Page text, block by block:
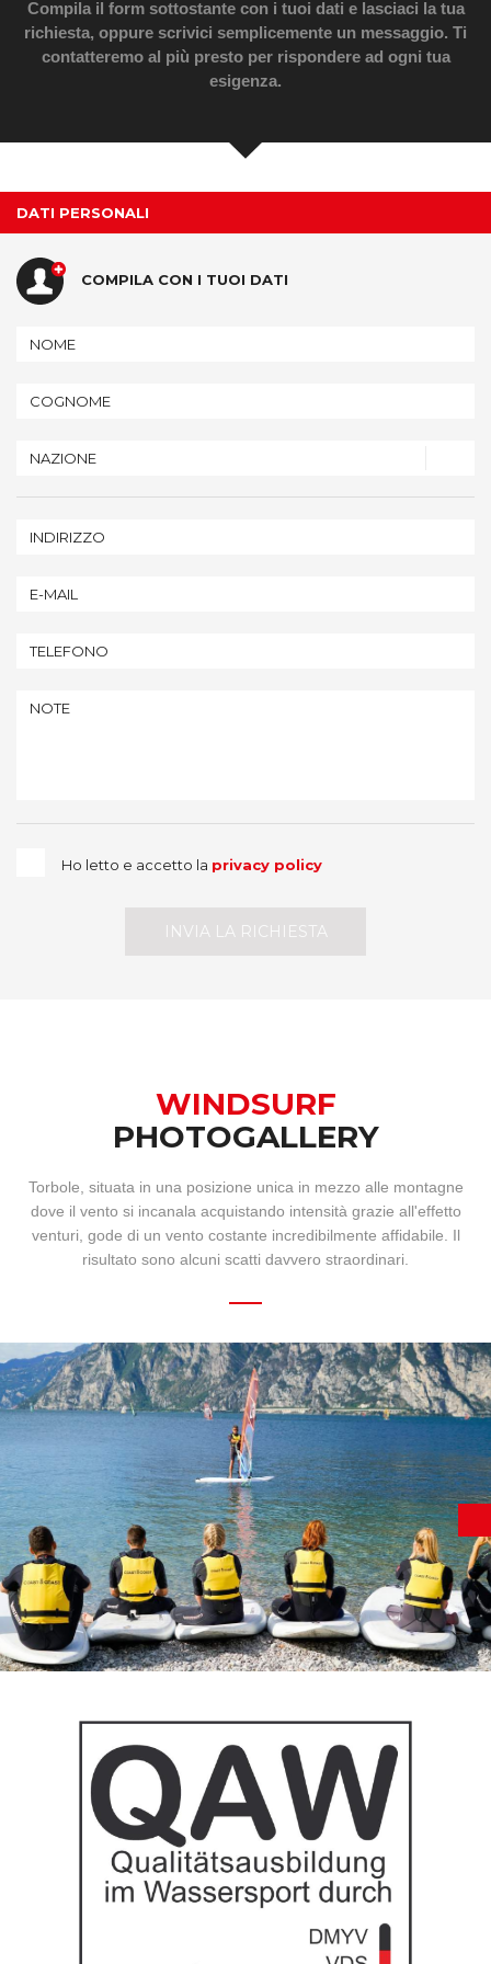
BOOKING
WEBCAM
Compila il form sottostante con i tuoi dati e lasciaci la tua
richiesta, oppure scrivici semplicemente un messaggio. Ti
contatteremo al più presto per rispondere ad ogni tua
esigenza.
DATI PERSONALI
COMPILA CON I TUOI DATI
NAZIONE
Ho letto e accetto la privacy policy
INVIA LA RICHIESTA
WINDSURF
PHOTOGALLERY
Torbole, situata in una posizione unica in mezzo alle montagne
dove il vento si incanala acquistando intensità grazie all'effetto
venturi, gode di un vento costante incredibilmente affidabile. Il
risultato sono alcuni scatti davvero straordinari.